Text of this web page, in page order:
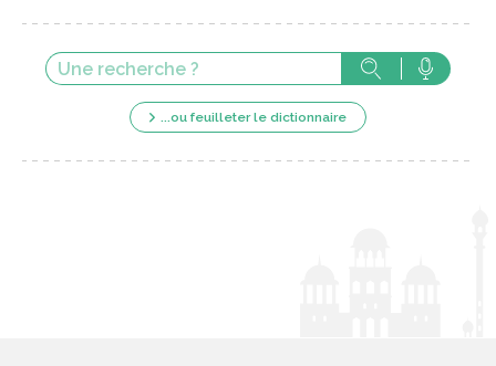
...ou feuilleter le dictionnaire